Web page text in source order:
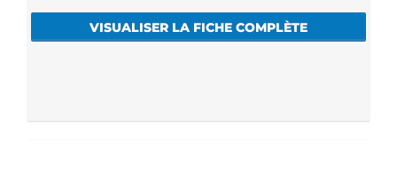
VISUALISER LA FICHE COMPLÈTE